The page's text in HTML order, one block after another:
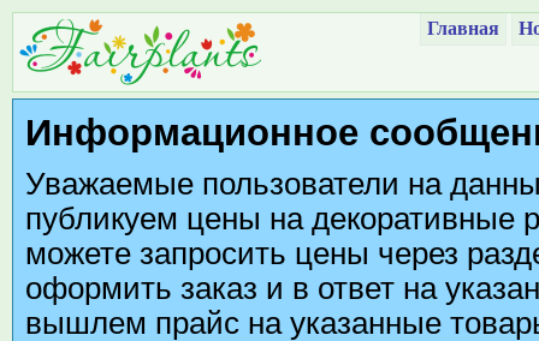
Главная
Информационное
Уважаемые пользователи на
публикуем цены на декоративные
можете запросить цены через
оформить заказ и в ответ на
вышлем прайс на указанные